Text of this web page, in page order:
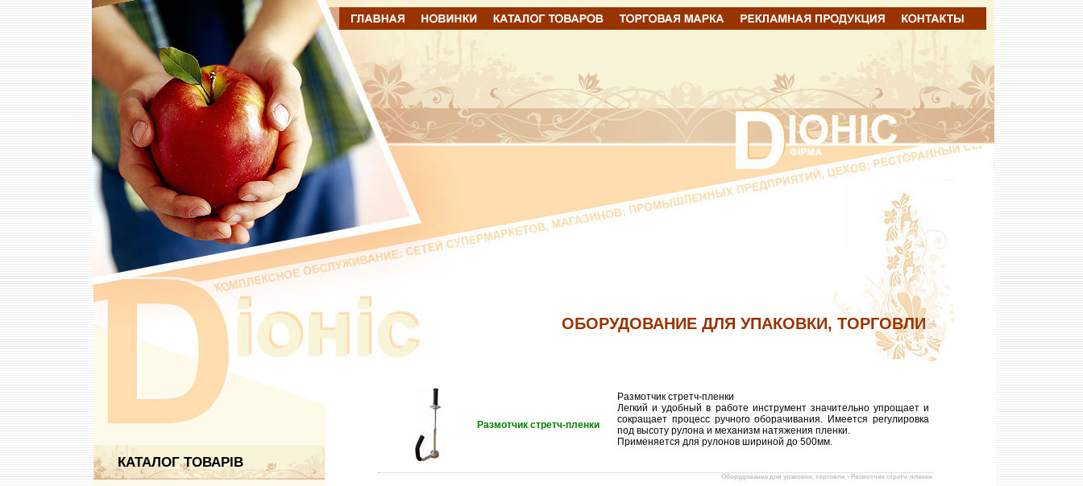
КАТАЛОГ ТОВАРІВ
ОБОРУДОВАНИЕ ДЛЯ УПАКОВКИ, ТОРГОВЛИ
Размотчик стретч-пленки
Размотчик стретч-пленки
Легкий и удобный в работе инструмент значительно упрощает и
сокращает процесс ручного оборачивания. Имеется регулировка
под высоту рулона и механизм натяжения пленки.
Применяется для рулонов шириной до 500мм.
Оборудование для упаковки, торговли - Размотчик стретч-пленки